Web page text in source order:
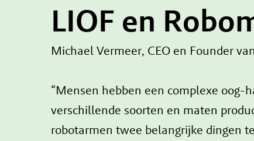
LIOF en
Michael Vermeer, CEO en Founder
“Mensen hebben een complexe
verschillende soorten en maten
robotarmen twee belangrijke dingen